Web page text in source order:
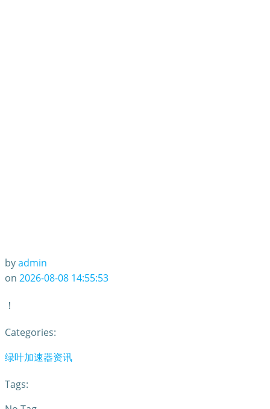
byadmin
on 2026-08-08 14:55:53
！
Categories:
绿叶加速器资讯
Tags: